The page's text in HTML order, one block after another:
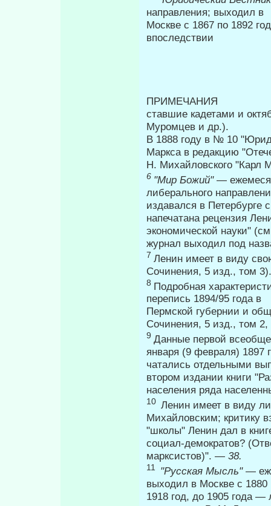
направления; выходил в
Москве с 1867 по 1892
впоследствии
ставшие кадетами и
Муромцев и др.).
В 1888 году в № 10
Маркса в редакцию
Н. Михайловского "Карл
6 "Мир Божий" —
либерального
издавался в Петербурге
напечатана рецензия
экономической науки"
журнал выходил под
7 Ленин имеет в виду
Сочинения, 5 изд., том
8 Подробная
перепись 1894/95 года в
Пермской губернии и
Сочинения, 5 изд., том
9 Данные первой
января (9 февраля) 1897
чатались отдельными
втором издании книги
населения ряда
10 Ленин имеет в виду
Михайловским; критику
"школы" Ленин дал в
социал-демократов?
марксистов)". — 38.
11 "Русская Мысль" —
выходил в Москве с 1880
1918 год, до 1905 года —